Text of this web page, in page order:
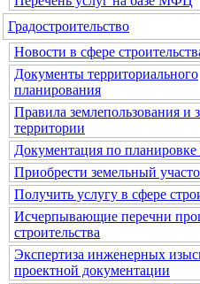
Градостроительство
Новости в сфере
Документы территориального
планирования
Правила землепользования и
территории
Документация по планировке
Приобрести земельный
Получить услугу в сфере
Исчерпывающие перечни
строительства
Экспертиза инженерных
проектной документации